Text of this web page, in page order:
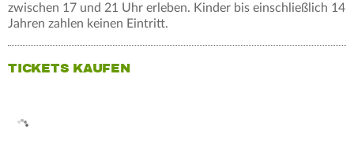
zwischen 17 und 21 Uhr erleben. Kinder bis einschließlich 14
Jahren zahlen keinen Eintritt.
TICKETS KAUFEN